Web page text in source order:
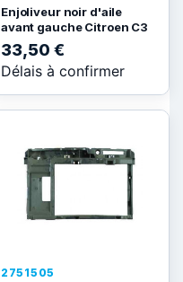
Enjoliveur noir d'aile
avant gauche Citroen C3
33,50 €
Délais à confirmer
2751505